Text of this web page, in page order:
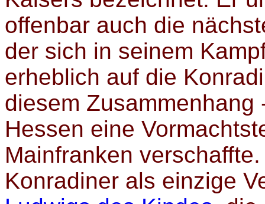
offenbar auch die
der sich in seinem
erheblich auf die
diesem
Hessen eine
Mainfranken
Konradiner als einzige